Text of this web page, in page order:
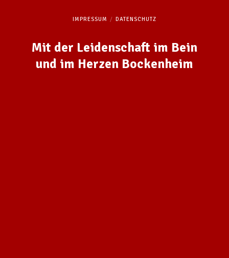
IMPRESSUM DATENSCHUTZ
Mit der Leidenschaft im Bein
und im Herzen Bockenheim